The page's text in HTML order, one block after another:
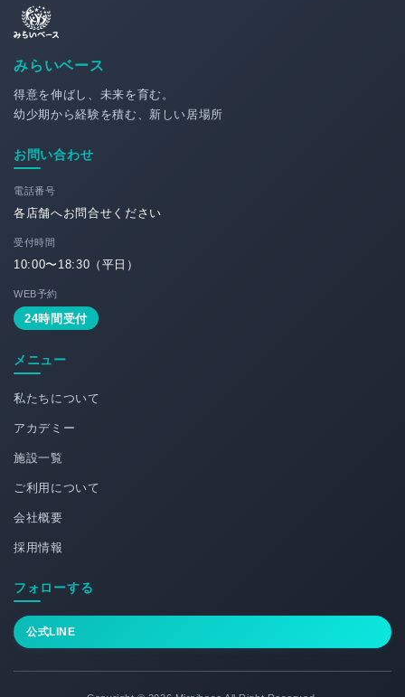
みらいベース
得意を伸ばし、未来を育む。
幼少期から経験を積む、新しい居場所
お問い合わせ
電話番号
各店舗へお問合せください
受付時間
10:00〜18:30（平日）
WEB予約
24時間受付
メニュー
私たちについて
アカデミー
施設一覧
ご利用について
会社概要
採用情報
フォローする
公式LINE